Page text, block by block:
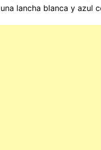
lancha blanca y azul